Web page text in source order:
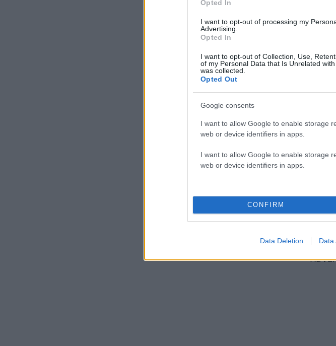
Opted In
I want to opt-out of processing my
Advertising.
Opted In
I want to opt-out of Collection, Use,
of my Personal Data that Is Unrelated
was collected.
Opted Out
Google consents
I want to allow Google to enable storage
web or device identifiers in apps.
I want to allow Google to enable storage
web or device identifiers in apps.
CONFIRM
Data Deletion Data
Το ακίνητο (των
δυτικά από την
Θεσσαλονίκης
Πρόθεση της
ένα ψηλό
εμπορικές
Η δόμηση
και ο υπόλοιπος
η αλλαγή χρήσης,